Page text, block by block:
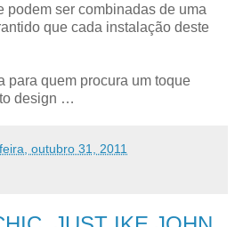
podem ser combinadas de uma
que cada instalação deste
para quem procura um toque
design …
outubro 31, 2011